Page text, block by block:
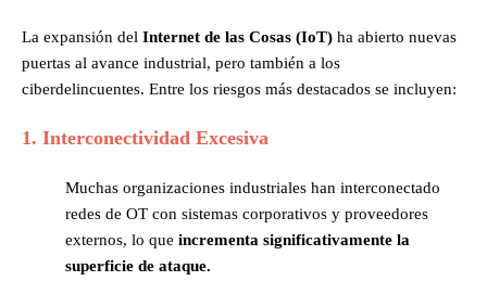
La expansión del Internet de las Cosas (IoT) ha abierto nuevas
puertas al avance industrial, pero también a los
ciberdelincuentes. Entre los riesgos más destacados se incluyen:
1. Interconectividad Excesiva
Muchas organizaciones industriales han interconectado
redes de OT con sistemas corporativos y proveedores
externos, lo que incrementa significativamente la
superficie de ataque.